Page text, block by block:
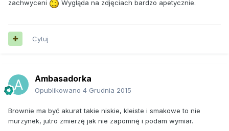
zachwyceni
Wygląda na zdjęciach bardzo apetycznie.
Cytuj
Ambasadorka
Opublikowano 4 Grudnia 2015
Brownie ma być akurat takie niskie, kleiste i smakowe to nie
murzynek, jutro zmierzę jak nie zapomnę i podam wymiar.